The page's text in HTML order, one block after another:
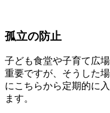
孤立の防止
子ども食堂や子育て広
重要ですが、そうした
にこちらから定期的に
ます。